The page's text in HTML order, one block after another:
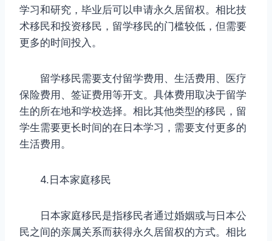
学习和研究，毕业后可以申请永久居留权。相比技
术移民和投资移民，留学移民的门槛较低，但需要
更多的时间投入。
留学移民需要支付留学费用、生活费用、医疗
保险费用、签证费用等开支。具体费用取决于留学
生的所在地和学校选择。相比其他类型的移民，留
学生需要更长时间的在日本学习，需要支付更多的
生活费用。
4.日本家庭移民
日本家庭移民是指移民者通过婚姻或与日本公
民之间的亲属关系而获得永久居留权的方式。相比